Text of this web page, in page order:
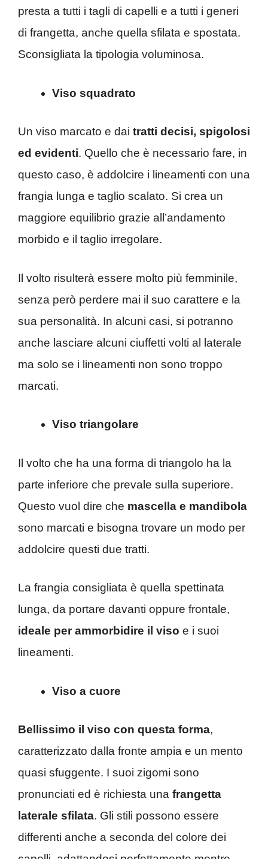
presta a tutti i tagli di capelli e a tutti i generi
di frangetta, anche quella sfilata e spostata.
Sconsigliata la tipologia voluminosa.
Viso squadrato
Un viso marcato e dai tratti decisi, spigolosi
ed evidenti. Quello che è necessario fare, in
questo caso, è addolcire i lineamenti con una
frangia lunga e taglio scalato. Si crea un
maggiore equilibrio grazie all’andamento
morbido e il taglio irregolare.
Il volto risulterà essere molto più femminile,
senza però perdere mai il suo carattere e la
sua personalità. In alcuni casi, si potranno
anche lasciare alcuni ciuffetti volti al laterale
ma solo se i lineamenti non sono troppo
marcati.
Viso triangolare
Il volto che ha una forma di triangolo ha la
parte inferiore che prevale sulla superiore.
Questo vuol dire che mascella e mandibola
sono marcati e bisogna trovare un modo per
addolcire questi due tratti.
La frangia consigliata è quella spettinata
lunga, da portare davanti oppure frontale,
ideale per ammorbidire il viso e i suoi
lineamenti.
Viso a cuore
Bellissimo il viso con questa forma,
caratterizzato dalla fronte ampia e un mento
quasi sfuggente. I suoi zigomi sono
pronunciati ed è richiesta una frangetta
laterale sfilata. Gli stili possono essere
differenti anche a seconda del colore dei